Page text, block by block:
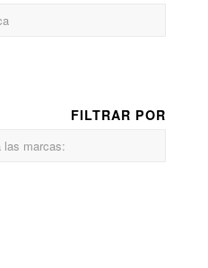
FILTRAR POR